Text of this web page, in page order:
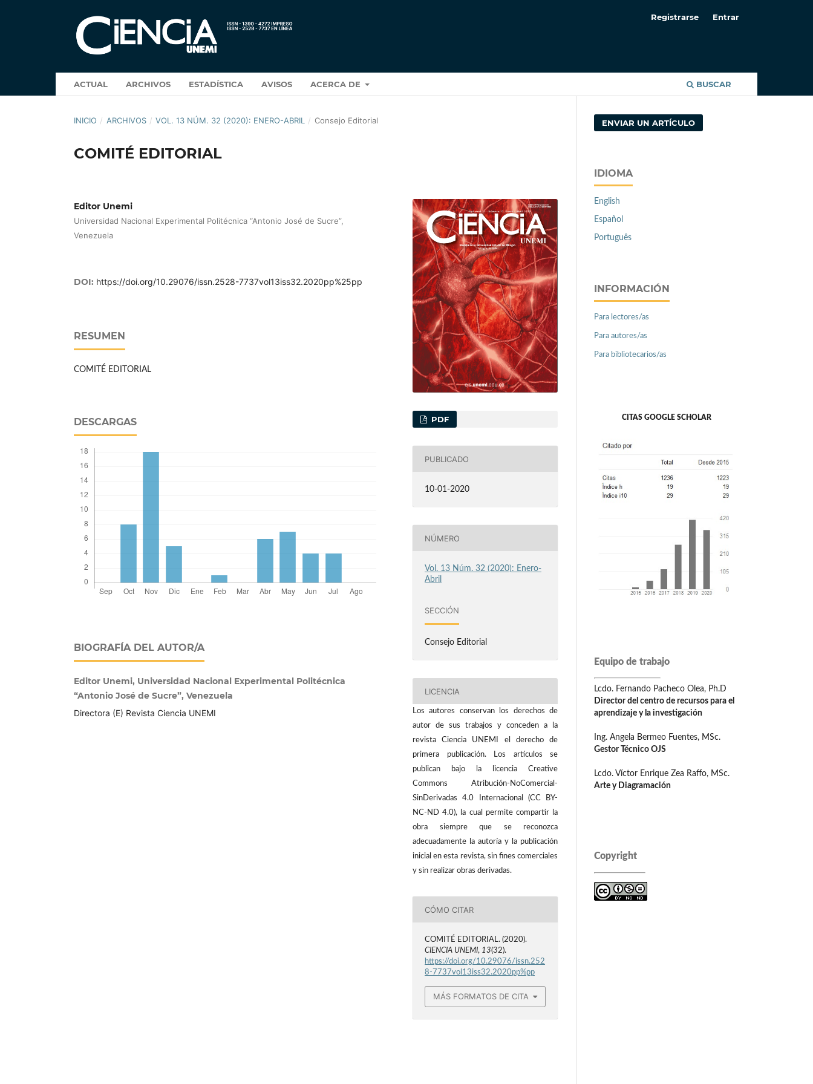
ACTUAL ARCHIVOS ESTADÍSTICA AVISOS ACERCA DE BUSCAR
Registrarse Entrar
INICIO / ARCHIVOS / VOL. 13 NÚM. 32 (2020): ENERO-ABRIL / Consejo Editorial
COMITÉ EDITORIAL
Editor Unemi
Universidad Nacional Experimental Politécnica “Antonio José de Sucre”,
Venezuela
DOI: https://doi.org/10.29076/issn.2528-7737vol13iss32.2020pp%25pp
RESUMEN
COMITÉ EDITORIAL
DESCARGAS
BIOGRAFÍA DEL AUTOR/A
Editor Unemi, Universidad Nacional Experimental Politécnica
“Antonio José de Sucre”, Venezuela
Directora (E) Revista Ciencia UNEMI
PDF
PUBLICADO
10-01-2020
NÚMERO
Vol. 13 Núm. 32 (2020): Enero-
Abril
SECCIÓN
Consejo Editorial
LICENCIA
Los autores conservan los derechos de
autor de sus trabajos y conceden a la
revista Ciencia UNEMI el derecho de
primera publicación. Los artículos se
publican bajo la licencia Creative
Commons Atribución-NoComercial-
SinDerivadas 4.0 Internacional (CC BY-
NC-ND 4.0), la cual permite compartir la
obra siempre que se reconozca
adecuadamente la autoría y la publicación
inicial en esta revista, sin fines comerciales
y sin realizar obras derivadas.
CÓMO CITAR
COMITÉ EDITORIAL. (2020).
CIENCIA UNEMI, 13(32).
https://doi.org/10.29076/issn.252
8-7737vol13iss32.2020pp%pp
MÁS FORMATOS DE CITA
ENVIAR UN ARTÍCULO
IDIOMA
English
Español
Português
INFORMACIÓN
Para lectores/as
Para autores/as
Para bibliotecarios/as
CITAS GOOGLE SCHOLAR
Equipo de trabajo
Lcdo. Fernando Pacheco Olea, Ph.D
Director del centro de recursos para el
aprendizaje y la investigación
Ing. Angela Bermeo Fuentes, MSc.
Gestor Técnico OJS
Lcdo. Víctor Enrique Zea Raffo, MSc.
Arte y Diagramación
Copyright